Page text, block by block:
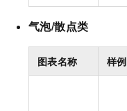
气泡/散点类
图表名称 样例